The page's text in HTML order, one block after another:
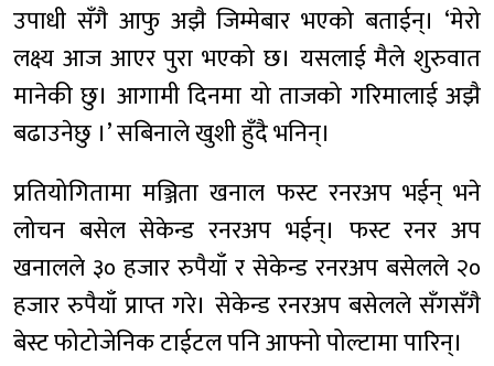
उपाधी सँगै आफु अझै जिम्मेबार भएको बताईन्। ‘मेरो
लक्ष्य आज आएर पुरा भएको छ। यसलाई मैले शुरुवात
मानेकी छु। आगामी दिनमा यो ताजको गरिमालाई अझै
बढाउनेछु ।’ सबिनाले खुशी हुँदै भनिन्।
प्रतियोगितामा मञ्जिता खनाल फस्ट रनरअप भईन् भने
लोचन बसेल सेकेन्ड रनरअप भईन्। फस्ट रनर अप
खनालले ३० हजार रुपैयाँ र सेकेन्ड रनरअप बसेलले २०
हजार रुपैयाँ प्राप्त गरे। सेकेन्ड रनरअप बसेलले सँगसँगै
बेस्ट फोटोजेनिक टाईटल पनि आफ्नो पोल्टामा पारिन्।